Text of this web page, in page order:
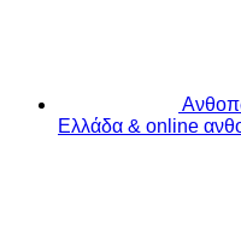
Ελλάδα & online